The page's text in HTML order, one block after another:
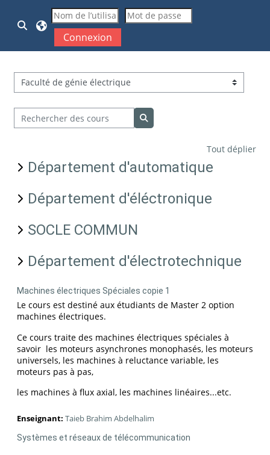
Passer au contenu principal
Activer/désactiver la saisie de recherche
Connexion
Catégories de cours
Rechercher des cours
Rechercher des cours
Tout déplier
Département d'automatique
Département d'éléctronique
SOCLE COMMUN
Département d'électrotechnique
Machines électriques Spéciales copie 1
Le cours est destiné aux étudiants de Master 2 option
machines électriques.
Ce cours traite des machines électriques spéciales à
savoir les moteurs asynchrones monophasés, les moteurs
universels, les machines à reluctance variable, les
moteurs pas à pas,
les machines à flux axial, les machines linéaires...etc.
Enseignant: Taieb Brahim Abdelhalim
Systèmes et réseaux de télécommunication